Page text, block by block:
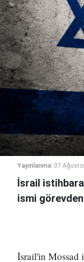
Yayınlanma: 07
İsrail
ismi
İsrail'in Mossad